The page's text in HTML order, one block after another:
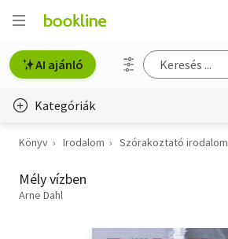
AI ajánló
Kategóriák
Életmód, egészség
Erotika
Könyv Irodalom Szórakoztató irodalom
Mély vízben
Arne Dahl